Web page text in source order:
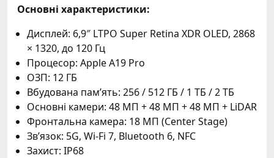
Основні характеристики:
Дисплей: 6,9″ LTPO Super Retina XDR OLED, 2868
× 1320, до 120 Гц
Процесор: Apple A19 Pro
ОЗП: 12 ГБ
Вбудована пам’ять: 256 / 512 ГБ / 1 ТБ / 2 ТБ
Основні камери: 48 МП + 48 МП + 48 МП + LiDAR
Фронтальна камера: 18 МП (Center Stage)
Зв’язок: 5G, Wi-Fi 7, Bluetooth 6, NFC
Захист: IP68